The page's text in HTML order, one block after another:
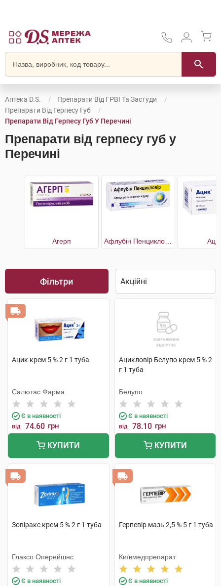
Аптека D.S.
Препарати Від ГРВІ Та Застуди
Препарати Від Герпесу Губ
Препарати Від Герпесу Губ У Перечині
Препарати від герпесу губ у
Перечині
Агерп
Фільтри
Ацик крем 5 % 2 г 1 туба
Салютас Фарма
Є в наявності
від 74.60 грн
КУПИТИ
Ацикловір Белупо крем 5 % 2
г 1 туба
Белупо
Є в наявності
від 78.10 грн
КУПИТИ
Зовіракс крем 5 % 2 г 1 туба
Глаксо Оперейшнс
Є в наявності
Герпевір мазь 2,5 % 5 г 1 туба
Київмедпрепарат
Є в наявності